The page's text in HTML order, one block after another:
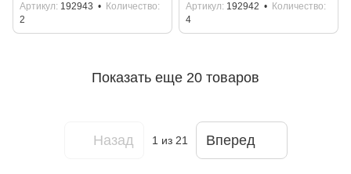
Артикул 192943
Количество
2
Артикул 192942
Количество
4
Показать еще 20 товаров
Назад 1 из 21 Вперед